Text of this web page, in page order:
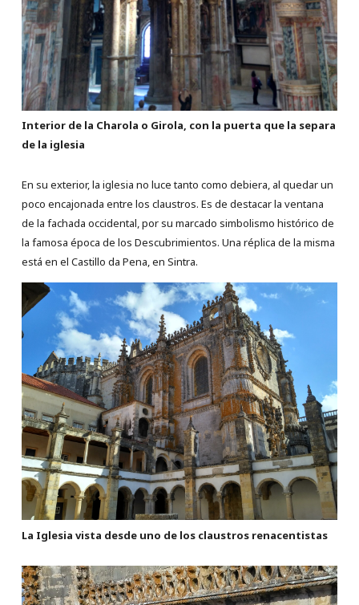
Interior de la Charola o Girola, con la puerta que la separa
de la iglesia
En su exterior, la iglesia no luce tanto como debiera, al quedar un
poco encajonada entre los claustros. Es de destacar la ventana
de la fachada occidental, por su marcado simbolismo histórico de
la famosa época de los Descubrimientos. Una réplica de la misma
está en el Castillo da Pena, en Sintra.
La Iglesia vista desde uno de los claustros renacentistas